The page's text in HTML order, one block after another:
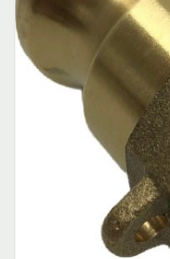
olika
alternativen
kan
väljas
produktsidan